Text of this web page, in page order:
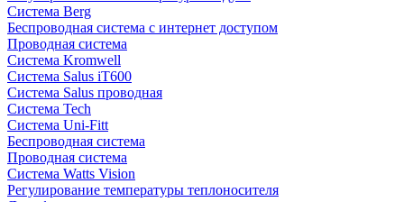
Система Berg
Беспроводная система с интернет доступом
Проводная система
Система Kromwell
Система Salus iT600
Система Salus проводная
Система Tech
Система Uni-Fitt
Беспроводная система
Проводная система
Система Watts Vision
Регулирование температуры теплоносителя